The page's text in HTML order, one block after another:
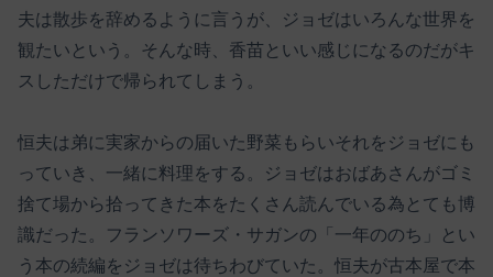
夫は散歩を辞めるように言うが、ジョゼはいろんな世界を
観たいという。そんな時、香苗といい感じになるのだがキ
スしただけで帰られてしまう。
恒夫は弟に実家からの届いた野菜もらいそれをジョゼにも
っていき、一緒に料理をする。ジョゼはおばあさんがゴミ
捨て場から拾ってきた本をたくさん読んでいる為とても博
識だった。フランソワーズ・サガンの「一年ののち」とい
う本の続編をジョゼは待ちわびていた。恒夫が古本屋で本